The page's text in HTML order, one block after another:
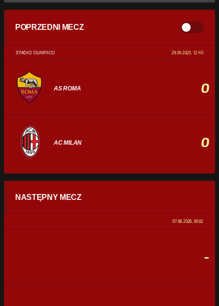
POPRZEDNI MECZ
STADIO OLIMPICO 29.04.2023, 12:45
AS ROMA 0
AC MILAN 0
STATYSTYKI
0% 100%
NASTĘPNY MECZ
07.08.2026, 00:02
-